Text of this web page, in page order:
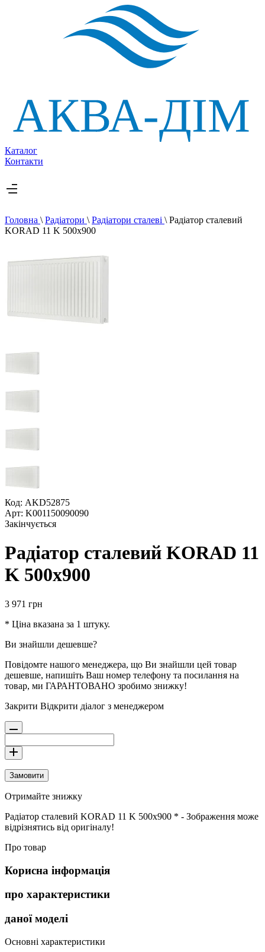
Каталог
Контакти
Головна \ Радіатори \ Радіатори сталеві \ Радіатор сталевий
KORAD 11 K 500х900
Код: AKD52875
Арт: K001150090090
Закінчується
Радіатор сталевий KORAD 11
K 500х900
3 971 грн
* Ціна вказана за 1 штуку.
Ви знайшли дешевше?
Повідомте нашого менеджера, що Ви знайшли цей товар
дешевше, напишіть Ваш номер телефону та посилання на
товар, ми ГАРАНТОВАНО зробимо знижку!
Закрити Відкрити діалог з менеджером
Замовити
Отримайте знижку
Радіатор сталевий KORAD 11 K 500х900 * - Зображення може
відрізнятись від оригіналу!
Про товар
Корисна інформація
про характеристики
даної моделі
Основні характеристики